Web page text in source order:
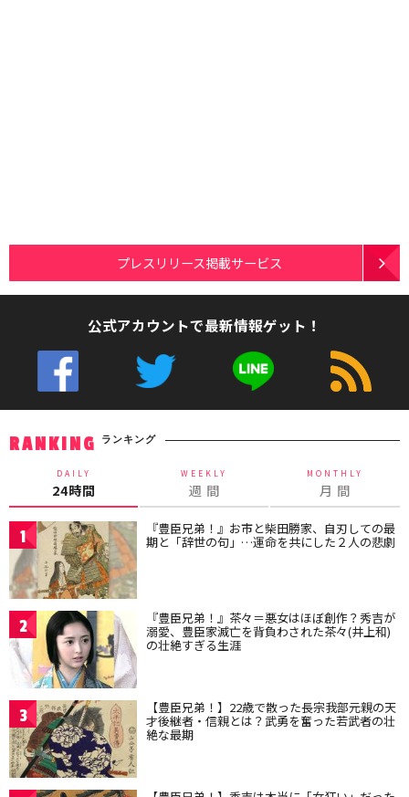
プレスリリース掲載サービス
公式アカウントで最新情報ゲット！
RANKING ランキング
DAILY
24時間
WEEKLY
週 間
MONTHLY
月 間
1 『豊臣兄弟！』お市と柴田勝家、自刃しての最
期と「辞世の句」…運命を共にした２人の悲劇
2 『豊臣兄弟！』茶々＝悪女はほぼ創作？秀吉が
溺愛、豊臣家滅亡を背負わされた茶々(井上和)
の壮絶すぎる生涯
3 【豊臣兄弟！】22歳で散った長宗我部元親の天
才後継者・信親とは？武勇を奮った若武者の壮
絶な最期